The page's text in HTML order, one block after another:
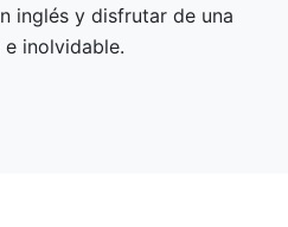
inglés y disfrutar de una
inolvidable.